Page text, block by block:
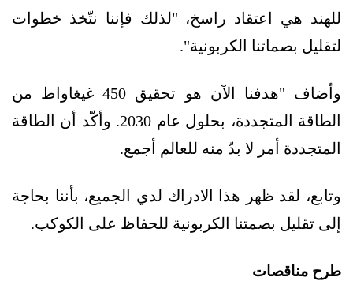
للهند هي اعتقاد راسخ، "لذلك فإننا نتّخذ خطوات
لتقليل بصماتنا الكربونية".
وأضاف "هدفنا الآن هو تحقيق 450 غيغاواط من
الطاقة المتجددة، بحلول عام 2030. وأكّد أن الطاقة
المتجددة أمر لا بدّ منه للعالم أجمع.
وتابع، لقد ظهر هذا الادراك لدي الجميع، بأننا بحاجة
إلى تقليل بصمتنا الكربونية للحفاظ على الكوكب.
طرح مناقصات